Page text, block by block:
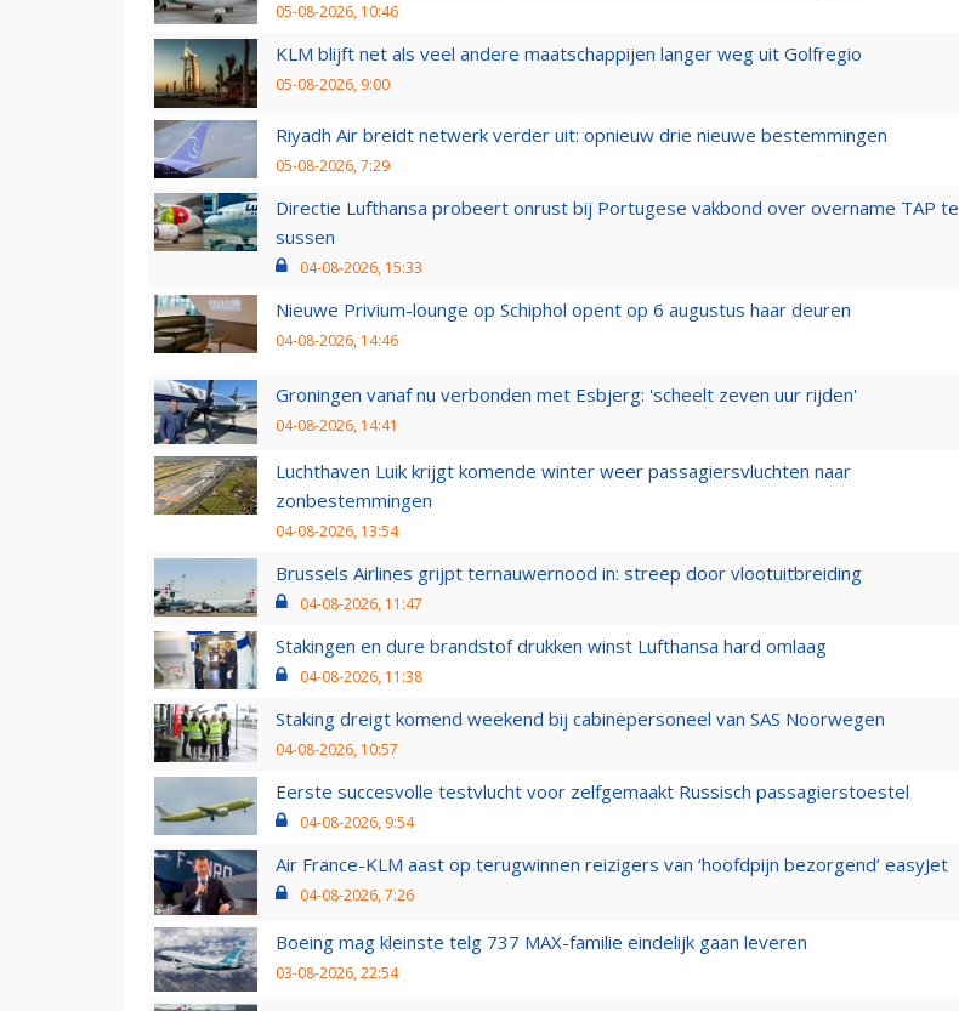
05-08-2026, 10:46
KLM blijft net als veel andere maatschappijen langer weg uit Golfregio
05-08-2026, 9:00
Riyadh Air breidt netwerk verder uit: opnieuw drie nieuwe bestemmingen
05-08-2026, 7:29
Directie Lufthansa probeert onrust bij Portugese vakbond over overname TAP te
sussen
04-08-2026, 15:33
Nieuwe Privium-lounge op Schiphol opent op 6 augustus haar deuren
04-08-2026, 14:46
Groningen vanaf nu verbonden met Esbjerg: 'scheelt zeven uur rijden'
04-08-2026, 14:41
Luchthaven Luik krijgt komende winter weer passagiersvluchten naar
zonbestemmingen
04-08-2026, 13:54
Brussels Airlines grijpt ternauwernood in: streep door vlootuitbreiding
04-08-2026, 11:47
Stakingen en dure brandstof drukken winst Lufthansa hard omlaag
04-08-2026, 11:38
Staking dreigt komend weekend bij cabinepersoneel van SAS Noorwegen
04-08-2026, 10:57
Eerste succesvolle testvlucht voor zelfgemaakt Russisch passagierstoestel
04-08-2026, 9:54
Air France-KLM aast op terugwinnen reizigers van ‘hoofdpijn bezorgend’ easyJet
04-08-2026, 7:26
Boeing mag kleinste telg 737 MAX-familie eindelijk gaan leveren
03-08-2026, 22:54